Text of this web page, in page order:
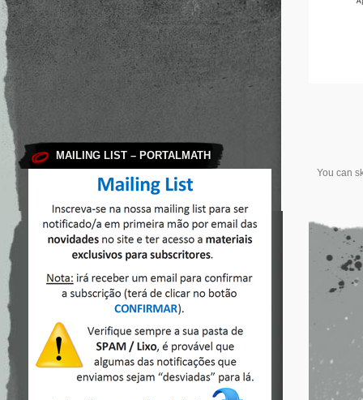
MAILING LIST – PORTALMATH
You can